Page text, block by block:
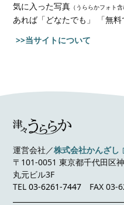
気に入った写真 （うららかフォト含
あれば「どなたでも」 「無料
>>当サイトについて
運営会社／株式会社かんざし
〒101-0051 東京都千代田区
丸元ビル3F
TEL03-6261-7447 FAX 03-